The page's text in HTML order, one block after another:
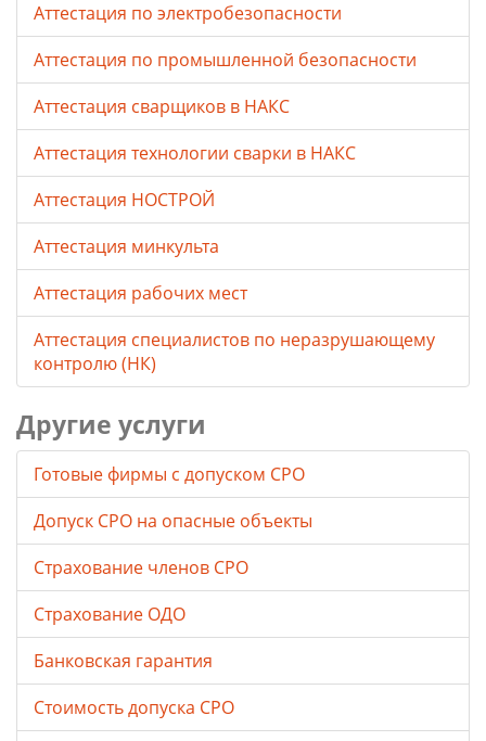
Аттестация по электробезопасности
Аттестация по промышленной безопасности
Аттестация сварщиков в НАКС
Аттестация технологии сварки в НАКС
Аттестация НОСТРОЙ
Аттестация минкульта
Аттестация рабочих мест
Аттестация специалистов по неразрушающему
контролю (НК)
Другие услуги
Готовые фирмы с допуском СРО
Допуск СРО на опасные объекты
Страхование членов СРО
Страхование ОДО
Банковская гарантия
Стоимость допуска СРО